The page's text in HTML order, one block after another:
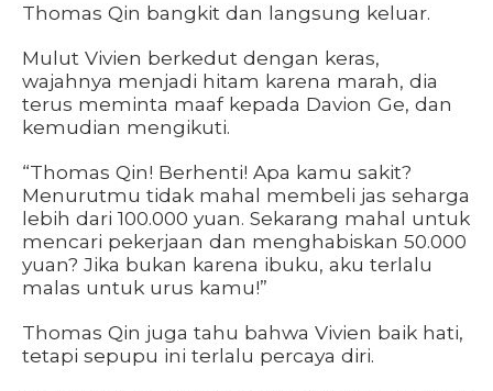
Thomas Qin bangkit dan langsung keluar.
Mulut Vivien berkedut dengan keras,
wajahnya menjadi hitam karena marah, dia
terus meminta maaf kepada Davion Ge, dan
kemudian mengikuti.
“Thomas Qin! Berhenti! Apa kamu sakit?
Menurutmu tidak mahal membeli jas seharga
lebih dari 100.000 yuan. Sekarang mahal untuk
mencari pekerjaan dan menghabiskan 50.000
yuan? Jika bukan karena ibuku, aku terlalu
malas untuk urus kamu!”
Thomas Qin juga tahu bahwa Vivien baik hati,
tetapi sepupu ini terlalu percaya diri.